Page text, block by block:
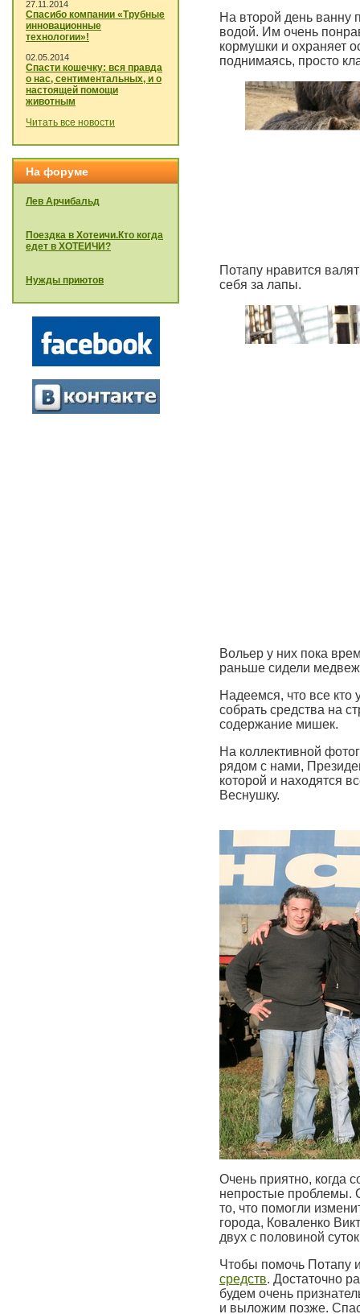
27.11.2014
Спасибо компании «Трубные
инновационные
технологии»!
02.05.2014
Спасти кошечку: вся правда
о нас, сентиментальных, и о
настоящей помощи
животным
Читать все новости
На форуме
Лев Арчибальд
Поездка в Хотеичи.Кто когда
едет в ХОТЕИЧИ?
Нужды приютов
На второй день ванну
водой. Им очень
кормушки и охраняет
поднимаясь, просто
Потапу нравится
себя за лапы.
Вольер у них пока
раньше сидели
Надеемся, что все кто
собрать средства на
содержание мишек.
На коллективной
рядом с нами,
которой и находятся
Веснушку.
Очень приятно, когда
непростые проблемы.
то, что помогли
города, Коваленко
двух с половиной
Чтобы помочь Потапу
средств. Достаточно
будем очень
и выложим позже.